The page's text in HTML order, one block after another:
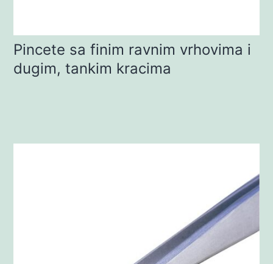
Pincete sa finim ravnim vrhovima i
dugim, tankim kracima